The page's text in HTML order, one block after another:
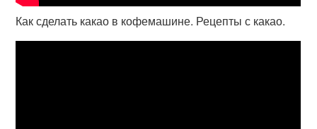
Как сделать какао в кофемашине. Рецепты с какао.